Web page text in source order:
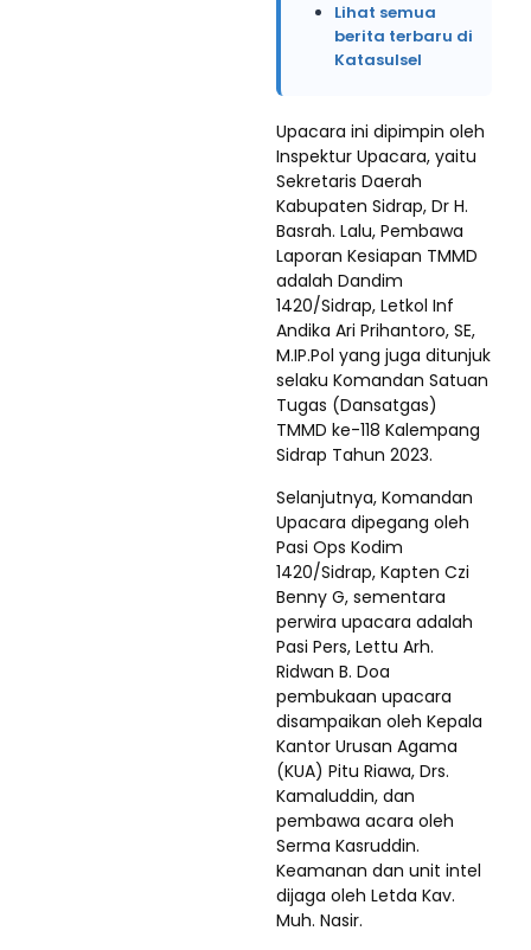
Lihat semua
berita terbaru di
Katasulsel
Upacara ini dipimpin oleh
Inspektur Upacara, yaitu
Sekretaris Daerah
Kabupaten Sidrap, Dr H.
Basrah. Lalu, Pembawa
Laporan Kesiapan TMMD
adalah Dandim
1420/Sidrap, Letkol Inf
Andika Ari Prihantoro, SE,
M.IP.Pol yang juga ditunjuk
selaku Komandan Satuan
Tugas (Dansatgas)
TMMD ke-118 Kalempang
Sidrap Tahun 2023.
Selanjutnya, Komandan
Upacara dipegang oleh
Pasi Ops Kodim
1420/Sidrap, Kapten Czi
Benny G, sementara
perwira upacara adalah
Pasi Pers, Lettu Arh.
Ridwan B. Doa
pembukaan upacara
disampaikan oleh Kepala
Kantor Urusan Agama
(KUA) Pitu Riawa, Drs.
Kamaluddin, dan
pembawa acara oleh
Serma Kasruddin.
Keamanan dan unit intel
dijaga oleh Letda Kav.
Muh. Nasir.